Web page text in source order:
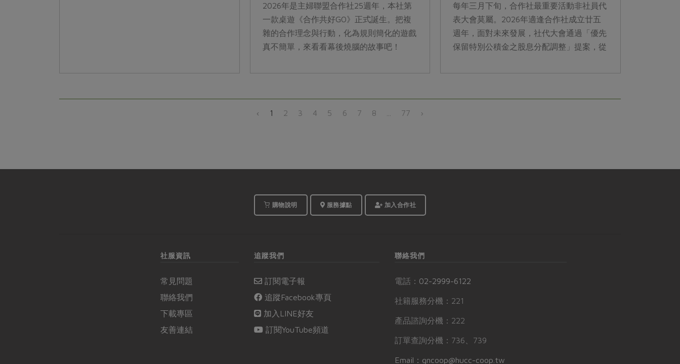
2026年是主婦聯盟合作社25週年，本社第
一款桌遊《合作共好GO》正式誕生。把複
雜的合作理念與行動，化為規則簡化的遊戲
真不簡單，來看看幕後燒腦的故事吧！
每年三月下旬，合作社最重要活動非社員代
表大會莫屬。2026年適逢合作社成立廿五
週年，面對未來發展，社代大會通過「優先
保留特別公積金之股息分配調整」提案，從
治理的選擇。
‹ 1 2 3 4 5 6 7 8 77 ›
購物說明 服務據點 加入合作社
社服資訊
常見問題
聯絡我們
下載專區
友善連結
追蹤我們
訂閱電子報
追蹤Facebook專頁
加入LINE好友
訂閱YouTube頻道
聯絡我們
電話： 02-2999-6122
社籍服務分機：221
產品諮詢分機：222
訂單查詢分機：736、739
Email：gncoop@hucc-coop.tw